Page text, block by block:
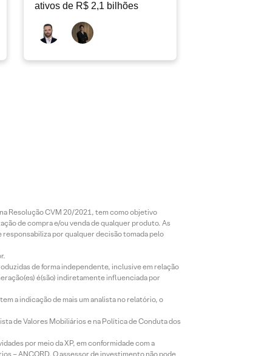
ativos de R$ 2,1 bilhões
Resolução CVM 20/2021, tem como objetivo
de compra e/ou venda de qualquer produto. As
por qualquer decisão tomada pelo
de forma independente, inclusive em relação
é(são) indiretamente influenciada por
a indicação de mais um analista no relatório, o
de Valores Mobiliários e na Política de Conduta dos
por meio da XP, em conformidade com a
– ANCORD. O assessor de investimento não pode